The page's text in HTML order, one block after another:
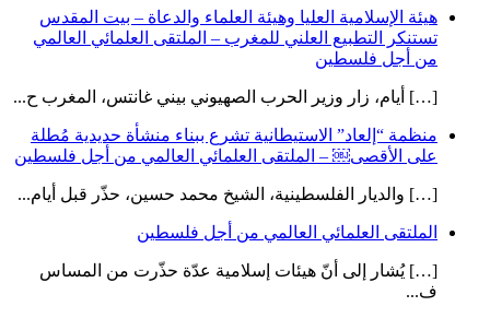
هيئة الإسلامية العليا وهيئة العلماء والدعاة – بيت المقدس
تستنكر التطبيع العلني للمغرب – الملتقى العلمائي العالمي
من أجل فلسطين
[…] أيام، زار وزير الحرب الصهيوني بيني غانتس، المغرب ح...
منظمة “إلعاد” الاستيطانية تشرع ببناء منشأة حديدية مُطلة
على الأقصى￼ – الملتقى العلمائي العالمي من أجل فلسطين
[…] والديار الفلسطينية، الشيخ محمد حسين، حذّر قبل أيام...
الملتقى العلمائي العالمي من أجل فلسطين
[…] يُشار إلى أنّ هيئات إسلامية عدّة حذّرت من المساس
ف...